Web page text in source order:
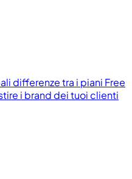
differenze tra i piani Free
i brand dei tuoi clienti